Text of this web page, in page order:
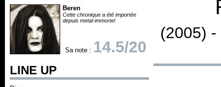
Beren
Cette chronique a été importée
depuis metal-immortel
Sa note : 14.5/20
LINE UP
(2005) -